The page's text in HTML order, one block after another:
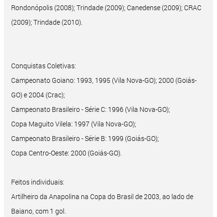
Rondonópolis (2008); Trindade (2009); Canedense (2009); CRAC
(2009); Trindade (2010).
Conquistas Coletivas:
Campeonato Goiano: 1993, 1995 (Vila Nova-GO); 2000 (Goiás-
GO) e 2004 (Crac);
Campeonato Brasileiro - Série C: 1996 (Vila Nova-GO);
Copa Maguito Vilela: 1997 (Vila Nova-GO);
Campeonato Brasileiro - Série B: 1999 (Goiás-GO);
Copa Centro-Oeste: 2000 (Goiás-GO).
Feitos individuais:
Artilheiro da Anapolina na Copa do Brasil de 2003, ao lado de
Baiano, com 1 gol.